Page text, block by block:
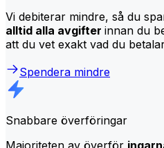
Vi debiterar mindre, så du
alltid alla avgifter innan du
att du vet exakt vad du
Spendera mindre
Snabbare överföringar